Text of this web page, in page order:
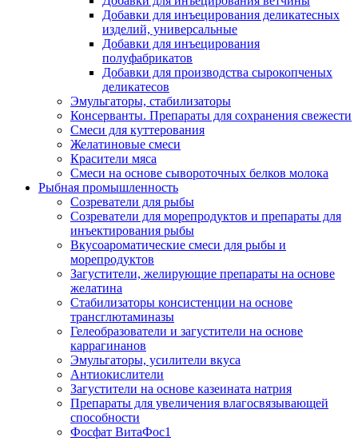
Добавки для инъецирования деликатесных
изделий, универсальные
Добавки для инъецирования
полуфабрикатов
Добавки для производства сырокопченых
деликатесов
Эмульгаторы, стабилизаторы
Консерванты. Препараты для сохранения свежести
Смеси для куттерования
Желатиновые смеси
Красители мяса
Смеси на основе сывороточных белков молока
Рыбная промышленность
Созреватели для рыбы
Созреватели для морепродуктов и препараты для
инъектирования рыбы
Вкусоароматические смеси для рыбы и
морепродуктов
Загустители, желирующие препараты на основе
желатина
Стабилизаторы консистенции на основе
трансглютаминазы
Гелеобразователи и загустители на основе
каррагинанов
Эмульгаторы, усилители вкуса
Антиокислители
Загустители на основе казеината натрия
Препараты для увеличения влагосвязывающей
способности
Фосфат ВитаФос1